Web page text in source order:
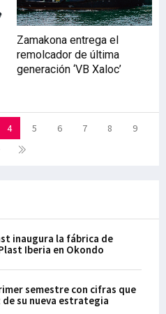
Zamakona entrega el
remolcador de última
generación ‘VB Xaloc’
4 5 6 7 8 9
inaugura la fábrica de
Iberia en Okondo
semestre con cifras que
su nueva estrategia